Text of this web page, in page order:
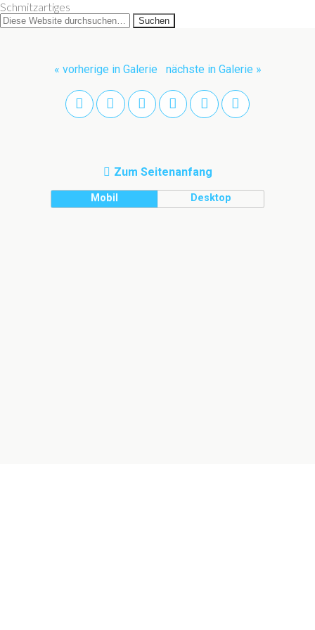
Schmitzartiges
« vorherige in Galerie nächste in Galerie »
Zum Seitenanfang
Mobil Desktop